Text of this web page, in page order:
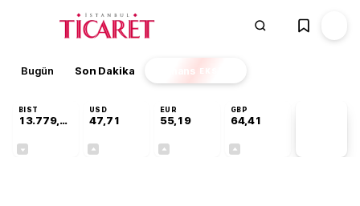
Bugün Son Dakika Finans EKSTRA
BIST
13.779,39
USD
47,71
EUR
55,19
GBP
64,41